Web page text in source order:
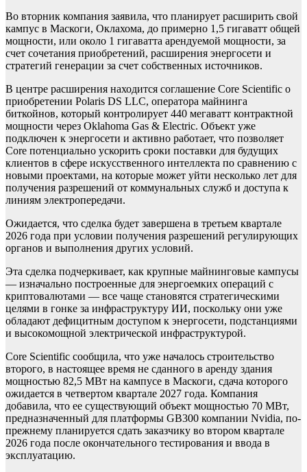
Во вторник компания заявила, что планирует расширить свой
кампус в Маскоги, Оклахома, до примерно 1,5 гигаватт общей
мощности, или около 1 гигаватта арендуемой мощности, за
счет сочетания приобретений, расширения энергосети и
стратегий генерации за счет собственных источников.
В центре расширения находится соглашение Core Scientific о
приобретении Polaris DS LLC, оператора майнинга
биткойнов, который контролирует 440 мегаватт контрактной
мощности через Oklahoma Gas & Electric. Объект уже
подключен к энергосети и активно работает, что позволяет
Core потенциально ускорить сроки поставки для будущих
клиентов в сфере искусственного интеллекта по сравнению с
новыми проектами, на которые может уйти несколько лет для
получения разрешений от коммунальных служб и доступа к
линиям электропередачи.
Ожидается, что сделка будет завершена в третьем квартале
2026 года при условии получения разрешений регулирующих
органов и выполнения других условий.
Эта сделка подчеркивает, как крупные майнинговые кампусы
— изначально построенные для энергоемких операций с
криптовалютами — все чаще становятся стратегическими
целями в гонке за инфраструктуру ИИ, поскольку они уже
обладают дефицитным доступом к энергосети, подстанциями
и высокомощной электрической инфраструктурой.
Core Scientific сообщила, что уже началось строительство
второго, в настоящее время не сданного в аренду здания
мощностью 82,5 МВт на кампусе в Маскоги, сдача которого
ожидается в четвертом квартале 2027 года. Компания
добавила, что ее существующий объект мощностью 70 МВт,
предназначенный для платформы GB300 компании Nvidia, по-
прежнему планируется сдать заказчику во втором квартале
2026 года после окончательного тестирования и ввода в
эксплуатацию.